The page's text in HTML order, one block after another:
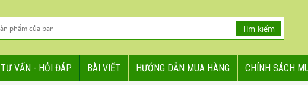
Tìm kiếm
TƯ VẤN - HỎI ĐÁP BÀI VIẾT HƯỚNG DẪN MUA HÀNG CHÍNH SÁCH